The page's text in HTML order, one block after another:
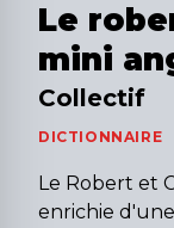
Le
mini
Collectif
DICTIONNAIRE
Le Robert et
enrichie